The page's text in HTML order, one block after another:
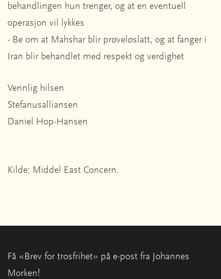
behandlingen hun trenger, og at en eventuell
operasjon vil lykkes
- Be om at Mahshar blir prøveløslatt, og at fanger i
Iran blir behandlet med respekt og verdighet
Vennlig hilsen
Stefanusalliansen
Daniel Hop-Hansen
Kilde: Middel East Concern.
Få «Brev for trosfrihet» på e-post fra Johannes
Morken!